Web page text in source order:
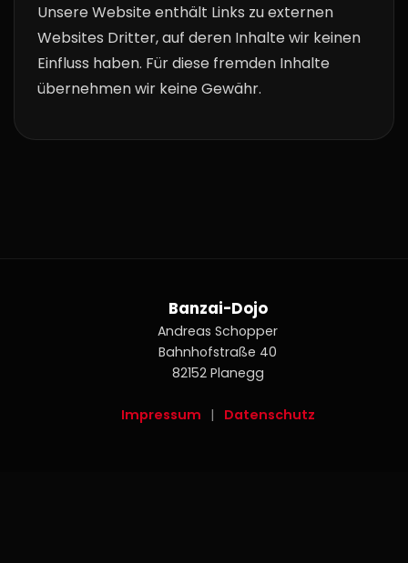
Unsere Website enthält Links zu externen
Websites Dritter, auf deren Inhalte wir keinen
Einfluss haben. Für diese fremden Inhalte
übernehmen wir keine Gewähr.
Banzai-Dojo
Andreas Schopper
Bahnhofstraße 40
82152 Planegg
Impressum | Datenschutz